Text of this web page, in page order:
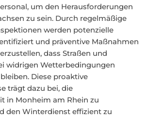
um den Herausforderungen
zu sein. Durch regelmäßige
werden potenzielle
und präventive Maßnahmen
dass Straßen und
widrigen Wetterbedingungen
Diese proaktive
trägt dazu bei, die
in Monheim am Rhein zu
den Winterdienst effizient zu